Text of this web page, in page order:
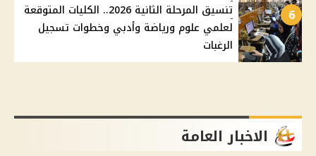
6
تنسيق المرحلة الثانية 2026.. الكليات المتوقعة
لعلمي علوم ورياضة وأدبي وخطوات تسجيل
الرغبات
الاخبار العامة